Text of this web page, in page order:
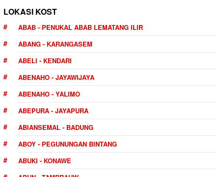
LOKASI KOST
ABAB - PENUKAL ABAB LEMATANG ILIR
ABANG - KARANGASEM
ABELI - KENDARI
ABENAHO - JAYAWIJAYA
ABENAHO - YALIMO
ABEPURA - JAYAPURA
ABIANSEMAL - BADUNG
ABOY - PEGUNUNGAN BINTANG
ABUKI - KONAWE